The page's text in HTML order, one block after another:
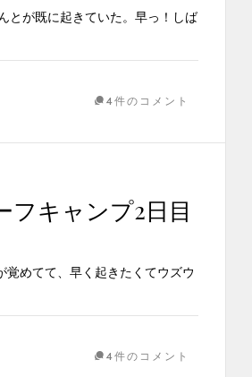
とが既に起きていた。早っ！しば
4件のコメント
フキャンプ2日目
めてて、早く起きたくてウズウ
4件のコメント